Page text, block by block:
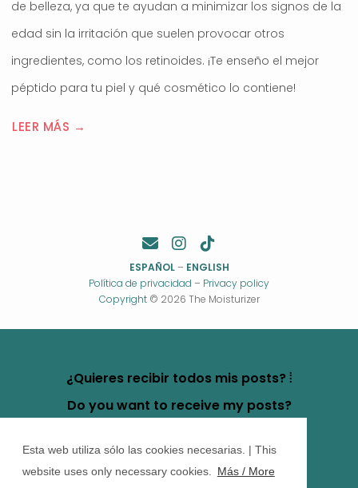
Esta web utiliza sólo las cookies necesarias. | This
website uses only necessary cookies.
Más / More
de belleza, ya que te ayudan a minimizar los signos de la
edad sin la irritación que suelen provocar otros
ingredientes, como los retinoides. ¡Te enseño el mejor
péptido para tu piel y qué cosmético lo contiene!
LEER MÁS →
ESPAÑOL– ENGLISH
Política de privacidad – Privacy policy
Copyright© 2026 The Moisturizer
¿Quieres recibir todos mis posts? ⦙
Do you want to receive my posts?